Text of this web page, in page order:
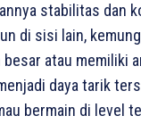
stabilitas dan
di sisi lain,
besar atau memiliki
daya tarik
bermain di level